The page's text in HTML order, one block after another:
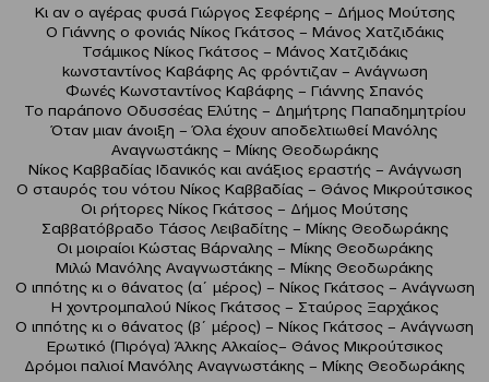
Κι αν ο αγέρας φυσά Γιώργος Σεφέρης – Δήμος Μούτσης
Ο Γιάννης ο φονιάς Νίκος Γκάτσος – Μάνος Χατζιδάκις
Τσάμικος Νίκος Γκάτσος – Μάνος Χατζιδάκις
kωνσταντίνος Καβάφης Ας φρόντιζαν – Ανάγνωση
Φωνές Κωνσταντίνος Καβάφης – Γιάννης Σπανός
Το παράπονο Οδυσσέας Ελύτης – Δημήτρης Παπαδημητρίου
Όταν μιαν άνοιξη – Όλα έχουν αποδελτιωθεί Μανόλης
Αναγνωστάκης – Μίκης Θεοδωράκης
Νίκος Καββαδίας Ιδανικός και ανάξιος εραστής – Ανάγνωση
Ο σταυρός του νότου Νίκος Καββαδίας – Θάνος Μικρούτσικος
Οι ρήτορες Νίκος Γκάτσος – Δήμος Μούτσης
Σαββατόβραδο Τάσος Λειβαδίτης – Μίκης Θεοδωράκης
Οι μοιραίοι Κώστας Βάρναλης – Μίκης Θεοδωράκης
Μιλώ Μανόλης Αναγνωστάκης – Μίκης Θεοδωράκης
Ο ιππότης κι ο θάνατος (α΄ μέρος) – Νίκος Γκάτσος – Ανάγνωση
Η χοντρομπαλού Νίκος Γκάτσος – Σταύρος Ξαρχάκος
Ο ιππότης κι ο θάνατος (β΄ μέρος) – Νίκος Γκάτσος – Ανάγνωση
Ερωτικό (Πιρόγα) Άλκης Αλκαίος– Θάνος Μικρούτσικος
Δρόμοι παλιοί Μανόλης Αναγνωστάκης – Μίκης Θεοδωράκης